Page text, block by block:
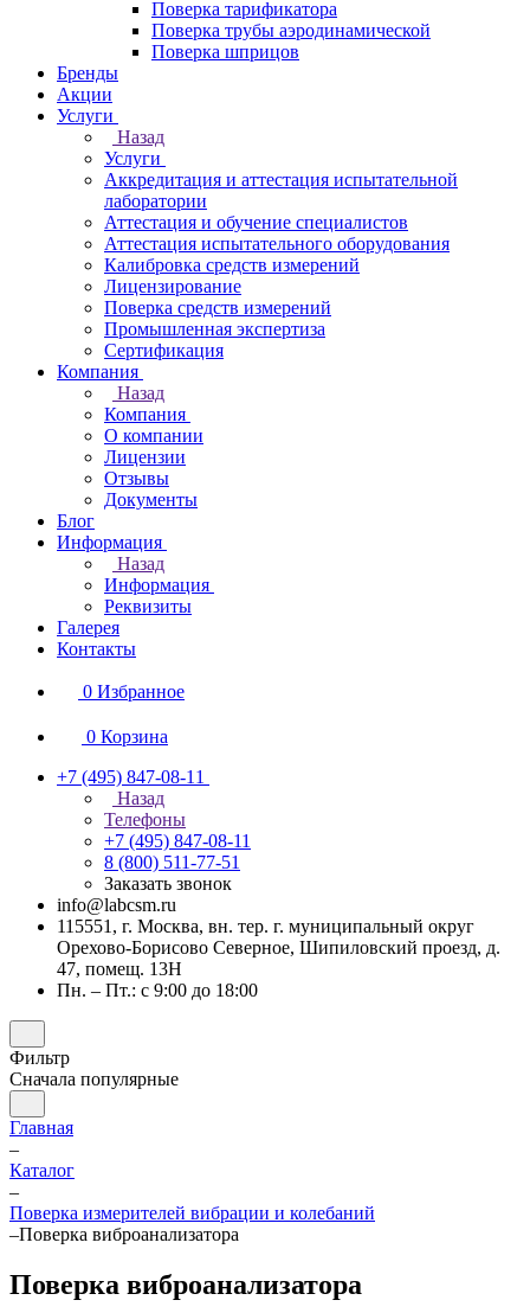
Поверка тарификатора
Поверка трубы аэродинамической
Поверка шприцов
Бренды
Акции
Услуги
Назад
Услуги
Аккредитация и аттестация испытательной
лаборатории
Аттестация и обучение специалистов
Аттестация испытательного оборудования
Калибровка средств измерений
Лицензирование
Поверка средств измерений
Промышленная экспертиза
Сертификация
Компания
Назад
Компания
О компании
Лицензии
Отзывы
Документы
Блог
Информация
Назад
Информация
Реквизиты
Галерея
Контакты
0 Избранное
0 Корзина
+7 (495) 847-08-11
Назад
Телефоны
+7 (495) 847-08-11
8 (800) 511-77-51
Заказать звонок
info@labcsm.ru
115551, г. Москва, вн. тер. г. муниципальный округ
Орехово-Борисово Северное, Шипиловский проезд, д.
47, помещ. 13Н
Пн. – Пт.: с 9:00 до 18:00
Фильтр
Сначала популярные
Главная
–
Каталог
–
Поверка измерителей вибрации и колебаний
–Поверка виброанализатора
Поверка виброанализатора